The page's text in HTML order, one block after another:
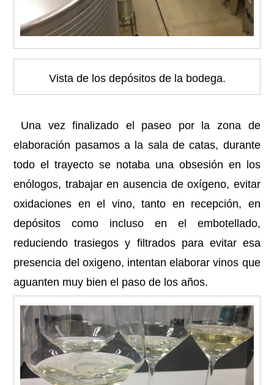
Vista de los depósitos de la bodega.
Una vez finalizado el paseo por la zona de
elaboración pasamos a la sala de catas, durante
todo el trayecto se notaba una obsesión en los
enólogos, trabajar en ausencia de oxígeno, evitar
oxidaciones en el vino, tanto en recepción, en
depósitos como incluso en el embotellado,
reduciendo trasiegos y filtrados para evitar esa
presencia del oxigeno, intentan elaborar vinos que
aguanten muy bien el paso de los años.